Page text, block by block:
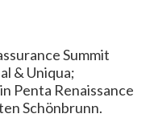
Summit
& Uniqua;
Penta Renaissance
Schönbrunn.